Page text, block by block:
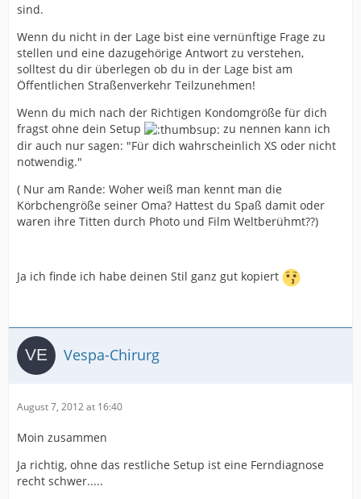
sind.
Wenn du nicht in der Lage bist eine vernünftige Frage zu
stellen und eine dazugehörige Antwort zu verstehen,
solltest du dir überlegen ob du in der Lage bist am
Öffentlichen Straßenverkehr Teilzunehmen!
Wenn du mich nach der Richtigen Kondomgröße für dich
fragst ohne dein Setup
zu nennen kann ich
dir auch nur sagen: "Für dich wahrscheinlich XS oder nicht
notwendig."
( Nur am Rande: Woher weiß man kennt man die
Körbchengröße seiner Oma? Hattest du Spaß damit oder
waren ihre Titten durch Photo und Film Weltberühmt??)
Ja ich finde ich habe deinen Stil ganz gut kopiert
Vespa-Chirurg
August 7, 2012 at 16:40
Moin zusammen
Ja richtig, ohne das restliche Setup ist eine Ferndiagnose
recht schwer.....